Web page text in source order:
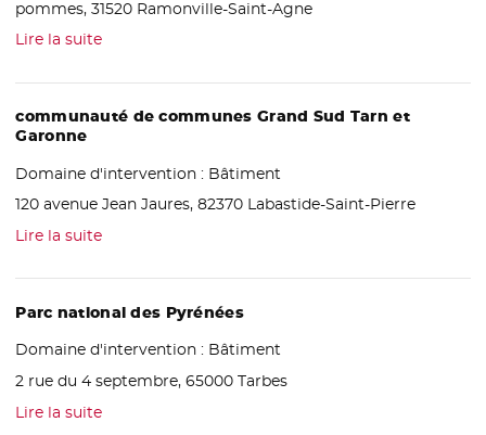
pommes, 31520 Ramonville-Saint-Agne
Lire la suite
communauté de communes Grand Sud Tarn et
Garonne
Domaine d'intervention : Bâtiment
120 avenue Jean Jaures, 82370 Labastide-Saint-Pierre
Lire la suite
Parc national des Pyrénées
Domaine d'intervention : Bâtiment
2 rue du 4 septembre, 65000 Tarbes
Lire la suite